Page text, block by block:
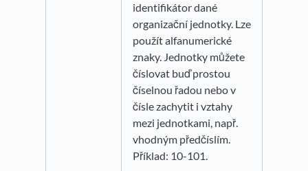
identifikátor dané
organizační jednotky. Lze
použít alfanumerické
znaky. Jednotky můžete
číslovat buď prostou
číselnou řadou nebo v
čísle zachytit i vztahy
mezi jednotkami, např.
vhodným předčíslím.
Příklad: 10-101.